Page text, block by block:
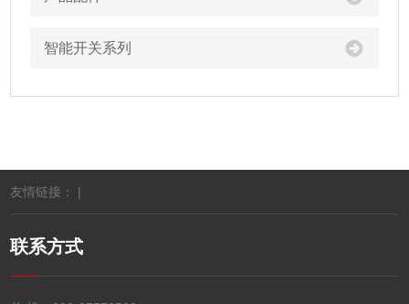
智能开关系列
友情链接： |
联系方式